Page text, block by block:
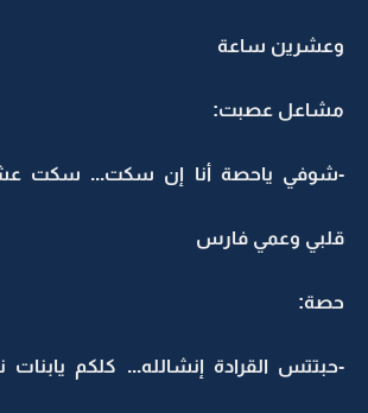
وعشرين ساعة
مشاعل عصبت:
-شوفي ياحصة أنا إن سكت... سكت
قلبي وعمي فارس
حصة:
-حبتتس القرادة إنشالله... كلكم يابنات